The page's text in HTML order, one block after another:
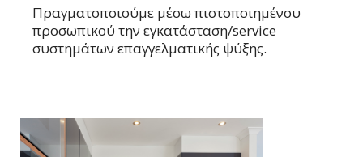
Πραγματοποιούμε μέσω πιστοποιημένου
προσωπικού την εγκατάσταση/service
συστημάτων επαγγελματικής ψύξης.